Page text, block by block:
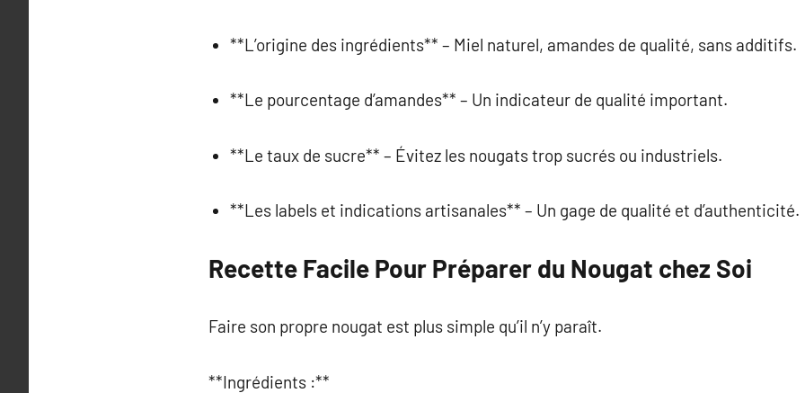
**L’origine des ingrédients** – Miel naturel, amandes de qualité, sans additifs.
**Le pourcentage d’amandes** – Un indicateur de qualité important.
**Le taux de sucre** – Évitez les nougats trop sucrés ou industriels.
**Les labels et indications artisanales** – Un gage de qualité et d’authenticité.
Recette Facile Pour Préparer du Nougat chez Soi
Faire son propre nougat est plus simple qu’il n’y paraît.
**Ingrédients :**